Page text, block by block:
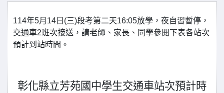
114年5月14日(三)段考第二天16:05放學，夜自習暫停，
交通車2班次接送，請老師、家長、同學參閱下表各站次
預計到站時間。
彰化縣立芳苑國中學生交通車站次預計時